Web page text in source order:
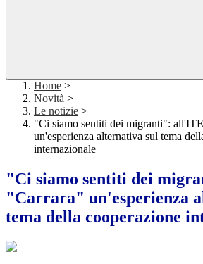
Home >
Novità >
Le notizie >
"Ci siamo sentiti dei migranti":
un'esperienza alternativa sul tema
internazionale
"Ci siamo sentiti dei
"Carrara" un'esperienza
tema della cooperazione